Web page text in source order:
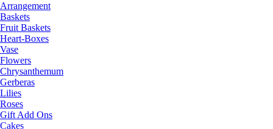
Arrangement
Baskets
Fruit Baskets
Heart-Boxes
Vase
Flowers
Chrysanthemum
Gerberas
Lilies
Roses
Gift Add Ons
Cakes